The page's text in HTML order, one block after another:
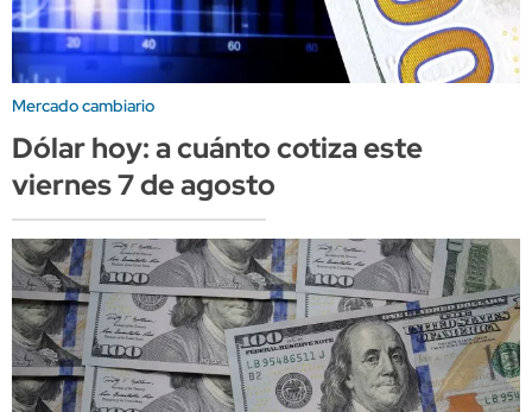
Mercado cambiario
Dólar hoy: a cuánto cotiza este
viernes 7 de agosto